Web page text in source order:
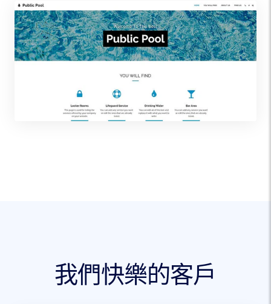
我們快樂的客戶